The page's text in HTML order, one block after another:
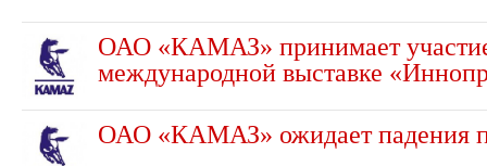
ОАО «КАМАЗ» принимает
международной выставке
ОАО «КАМАЗ» ожидает падения